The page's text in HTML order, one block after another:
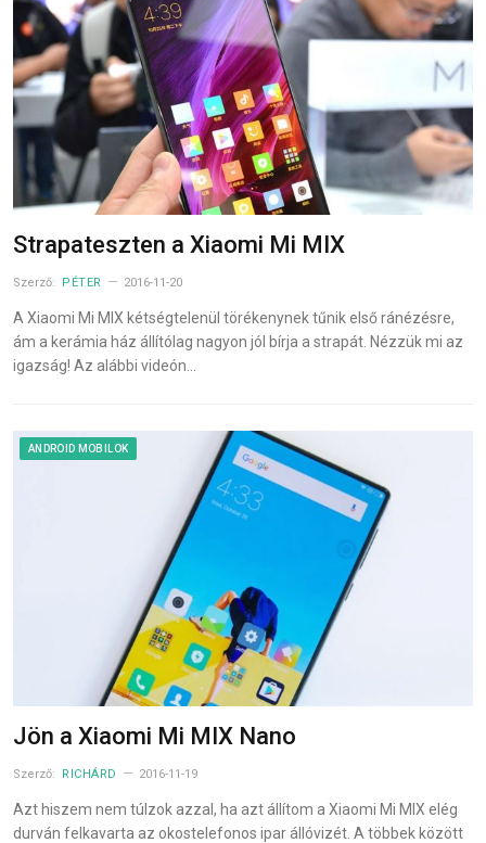
Strapateszten a Xiaomi Mi MIX
Szerző: PÉTER 2016-11-20
A Xiaomi Mi MIX kétségtelenül törékenynek tűnik első ránézésre,
ám a kerámia ház állítólag nagyon jól bírja a strapát. Nézzük mi az
igazság! Az alábbi videón…
ANDROID MOBILOK
Jön a Xiaomi Mi MIX Nano
Szerző: RICHÁRD 2016-11-19
Azt hiszem nem túlzok azzal, ha azt állítom a Xiaomi Mi MIX elég
durván felkavarta az okostelefonos ipar állóvizét. A többek között